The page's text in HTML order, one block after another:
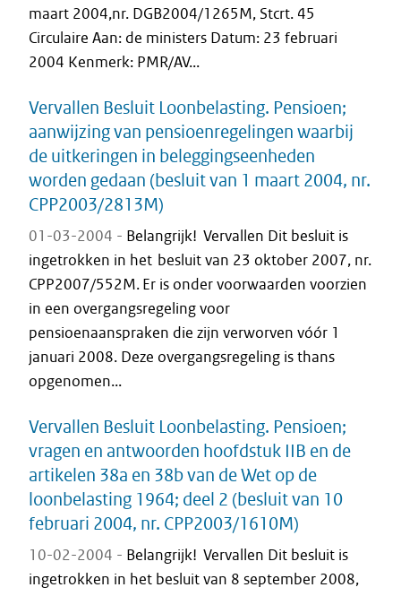
maart 2004,nr. DGB2004/1265M, Stcrt. 45
Circulaire Aan: de ministers Datum: 23 februari
2004 Kenmerk: PMR/AV...
Vervallen Besluit Loonbelasting. Pensioen;
aanwijzing van pensioenregelingen waarbij
de uitkeringen in beleggingseenheden
worden gedaan (besluit van 1 maart 2004, nr.
CPP2003/2813M)
01-03-2004 - Belangrijk! Vervallen Dit besluit is
ingetrokken in het besluit van 23 oktober 2007, nr.
CPP2007/552M. Er is onder voorwaarden voorzien
in een overgangsregeling voor
pensioenaanspraken die zijn verworven vóór 1
januari 2008. Deze overgangsregeling is thans
opgenomen...
Vervallen Besluit Loonbelasting. Pensioen;
vragen en antwoorden hoofdstuk IIB en de
artikelen 38a en 38b van de Wet op de
loonbelasting 1964; deel 2 (besluit van 10
februari 2004, nr. CPP2003/1610M)
10-02-2004 - Belangrijk! Vervallen Dit besluit is
ingetrokken in het besluit van 8 september 2008,